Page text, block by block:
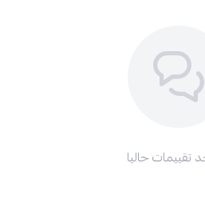
تقييمات حاليا